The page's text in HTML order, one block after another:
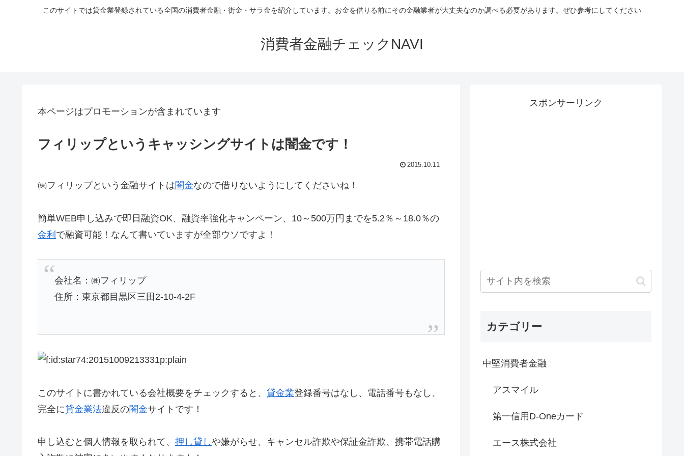
このサイトでは貸金業登録されている全国の消費者金融・街金・サラ金を紹介しています。お金を借りる前にその金融業者が大丈夫なのか調べる必要があります。ぜひ参考にしてください
消費者金融チェックNAVI
本ページはプロモーションが含まれています
フィリップというキャッシングサイトは闇金です！
2015.10.11
㈱フィリップという金融サイトは闇金なので借りないようにしてくださいね！
簡単WEB申し込みで即日融資OK、融資率強化キャンペーン、10～500万円までを5.2％～18.0％の
金利 で融資可能！なんて書いていますが全部ウソですよ！
会社名：㈱フィリップ
住所：東京都目黒区三田2-10-4-2F
このサイトに書かれている会社概要をチェックすると、 貸金業登録番号はなし、電話番号もなし、
完全に貸金業法違反の闇金サイトです！
申し込むと個人情報を取られて、 押し貸しや嫌がらせ、キャンセル詐欺や保証金詐欺、携帯電話購
スポンサーリンク
カテゴリー
中堅消費者金融
アスマイル
第一信用D-Oneカード
エース株式会社